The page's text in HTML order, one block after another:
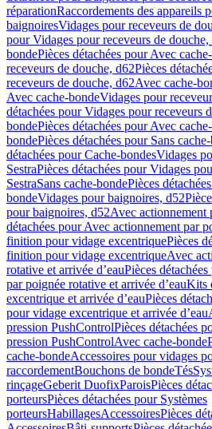
réparationRaccordements des appareils
baignoiresVidages pour receveurs de
pour Vidages pour receveurs de douche,
bondePièces détachées pour Avec
receveurs de douche, d62Pièces
receveurs de douche, d62Avec cache-
Avec cache-bondeVidages pour
détachées pour Vidages pour receveurs
bondePièces détachées pour Avec
bondePièces détachées pour Sans
détachées pour Cache-bondesVidages
SestraPièces détachées pour Vidages
SestraSans cache-bondePièces
bondeVidages pour baignoires, d52
pour baignoires, d52Avec actionnement
détachées pour Avec actionnement par
finition pour vidage excentriquePièces
finition pour vidage excentriqueAvec
rotative et arrivée d’eauPièces
par poignée rotative et arrivée d’eauKits
excentrique et arrivée d’eauPièces
pour vidage excentrique et arrivée d’eau
pression PushControlPièces détachées
pression PushControlAvec cache-bonde
cache-bondeAccessoires pour vidages
raccordementBouchons de bondeTés
rinçageGeberit DuofixParoisPièces
porteursPièces détachées pour Systèmes
porteursHabillagesAccessoiresPièces